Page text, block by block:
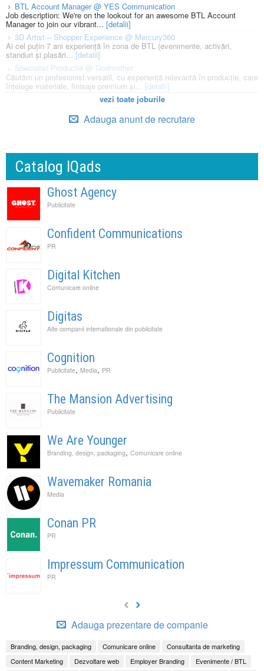
BTL Account Manager @ YES Communication
Job description: We're on the lookout for an awesome BTL Account
Manager to join our vibrant... [detalii]
3D Artist – Shopper Experience @ Mercury360
Ai cel puțin 7 ani experiență în zona de BTL (evenimente, activări,
standuri și plasări... [detalii]
Specialist Productie @ Godmother
Căutăm un profesionist versatil, cu experiență relevantă în producție, care
înțelege materiale, finisaje premium și... [detalii]
vezi toate joburile
Adauga anunt de recrutare
Catalog IQads
Ghost Agency
Publicitate
Confident Communications
PR
Digital Kitchen
Comunicare online
Digitas
Alte companii internationale din publicitate
Cognition
Publicitate, Media, PR
The Mansion Advertising
Publicitate
We Are Younger
Branding, design, packaging, Comunicare online
Wavemaker Romania
Media
Conan PR
PR
Impressum Communication
PR
Adauga prezentare de companie
Branding, design, packaging Comunicare online
Consultanta de marketing
Content Marketing
Dezvoltare web Employer Branding
Evenimente / BTL